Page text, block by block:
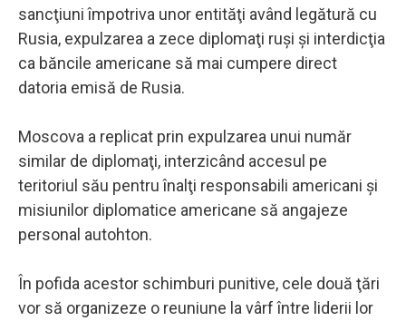
sancţiuni împotriva unor entităţi având legătură cu
Rusia, expulzarea a zece diplomaţi ruşi şi interdicţia
ca băncile americane să mai cumpere direct
datoria emisă de Rusia.
Moscova a replicat prin expulzarea unui număr
similar de diplomaţi, interzicând accesul pe
teritoriul său pentru înalţi responsabili americani şi
misiunilor diplomatice americane să angajeze
personal autohton.
În pofida acestor schimburi punitive, cele două ţări
vor să organizeze o reuniune la vârf între liderii lor